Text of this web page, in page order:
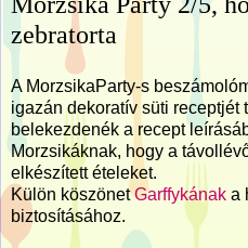
zebratorta
A MorzsikaParty-s
igazán dekoratív süti receptjét
belekezdenék a recept
Morzsikáknak, hogy a
elkészített ételeket.
Külön köszönetGarffykának a
biztosításához.